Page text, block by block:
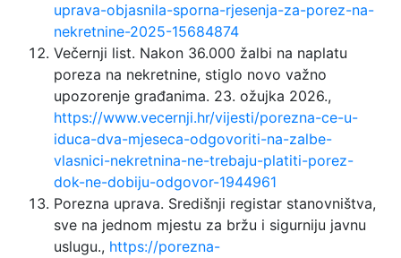
uprava-objasnila-sporna-rjesenja-za-porez-na-
nekretnine-2025-15684874
Večernji list. Nakon 36.000 žalbi na naplatu
poreza na nekretnine, stiglo novo važno
upozorenje građanima. 23. ožujka 2026.,
https://www.vecernji.hr/vijesti/porezna-ce-u-
iduca-dva-mjeseca-odgovoriti-na-zalbe-
vlasnici-nekretnina-ne-trebaju-platiti-porez-
dok-ne-dobiju-odgovor-1944961
Porezna uprava. Središnji registar stanovništva,
sve na jednom mjestu za bržu i sigurniju javnu
uslugu., https://porezna-